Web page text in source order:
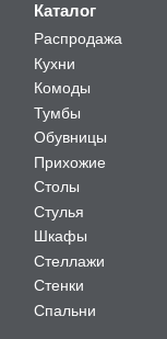
Каталог
Распродажа
Кухни
Комоды
Тумбы
Обувницы
Прихожие
Столы
Стулья
Шкафы
Стеллажи
Стенки
Спальни